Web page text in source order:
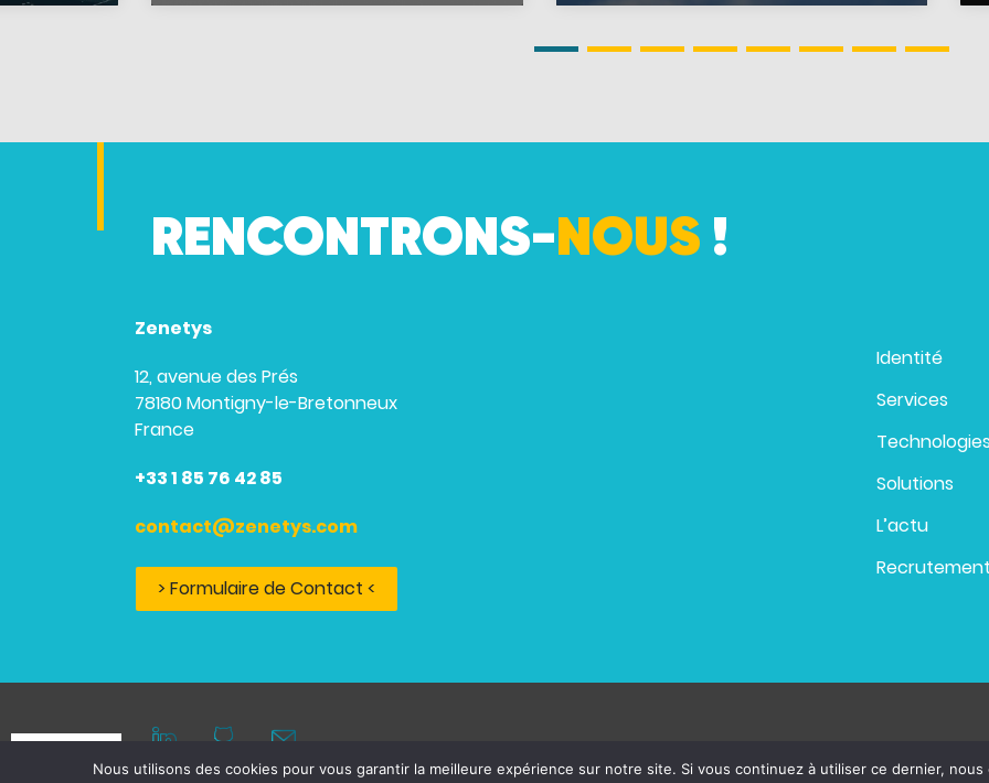
RENCONTRONS-NOUS !
Zenetys
12, avenue des Prés
78180 Montigny-le-Bretonneux
France
+33 1 85 76 42 85
contact@zenetys.com
> Formulaire de Contact <
Identité
Services
Solutions
L’actu
Nous utilisons des cookies pour vous garantir la meilleure expérience sur notre site. Si vous continuez à utiliser ce dernier,